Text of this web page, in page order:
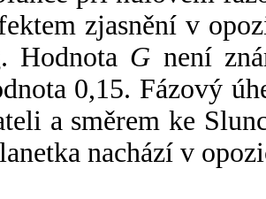
zjasnění v
Hodnota G není
0,15. Fázový
a směrem ke
nachází v